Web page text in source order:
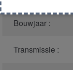
Bouwjaar :
Transmissie :